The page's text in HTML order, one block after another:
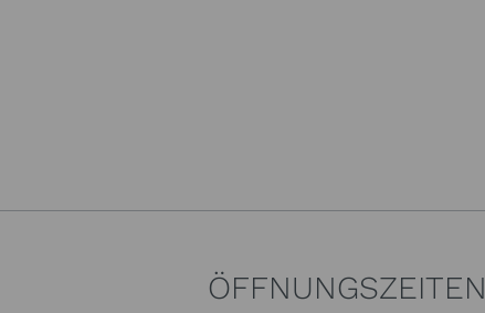
ÖFFNUNGSZEITEN